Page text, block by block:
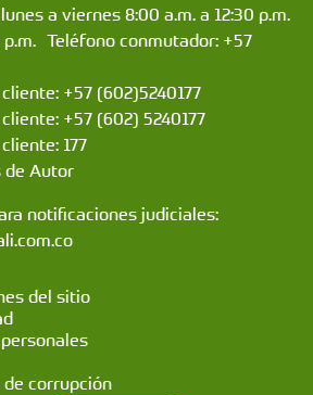
a viernes 8:00 a.m. a 12:30 p.m.
p.m. Teléfono conmutador: +57
+57 (602)5240177
+57 (602) 5240177
177
de Autor
notificaciones judiciales:
del sitio
corrupción